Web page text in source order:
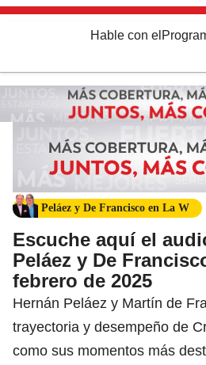
Hable con el
Peláez y De Francisco en La W
Escuche aquí el
Peláez y De
febrero de 2025
Hernán Peláez y Martín de
trayectoria y desempeño de
como sus momentos más